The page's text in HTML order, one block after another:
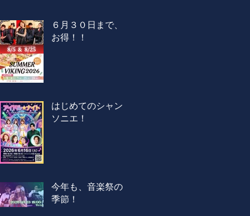
６月３０日まで、
お得！！
はじめてのシャン
ソニエ！
今年も、音楽祭の
季節！